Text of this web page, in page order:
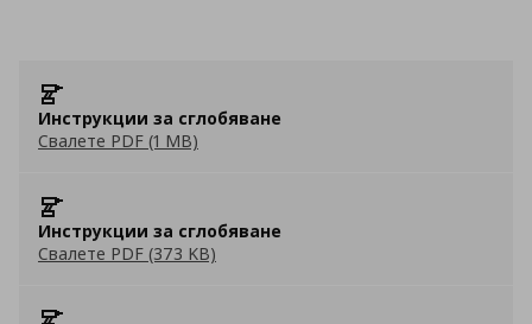
Инструкции за сглобяване
Свалете PDF (1 MB)
Инструкции за сглобяване
Свалете PDF (373 KB)